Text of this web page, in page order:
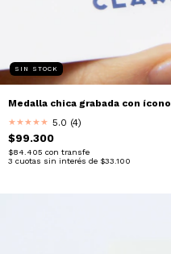
SIN STOCK
Medalla chica grabada con ícono
★★★★★ 5.0 (4)
$99.300
$84.405 con transfe
3 cuotas sin interés de $33.100